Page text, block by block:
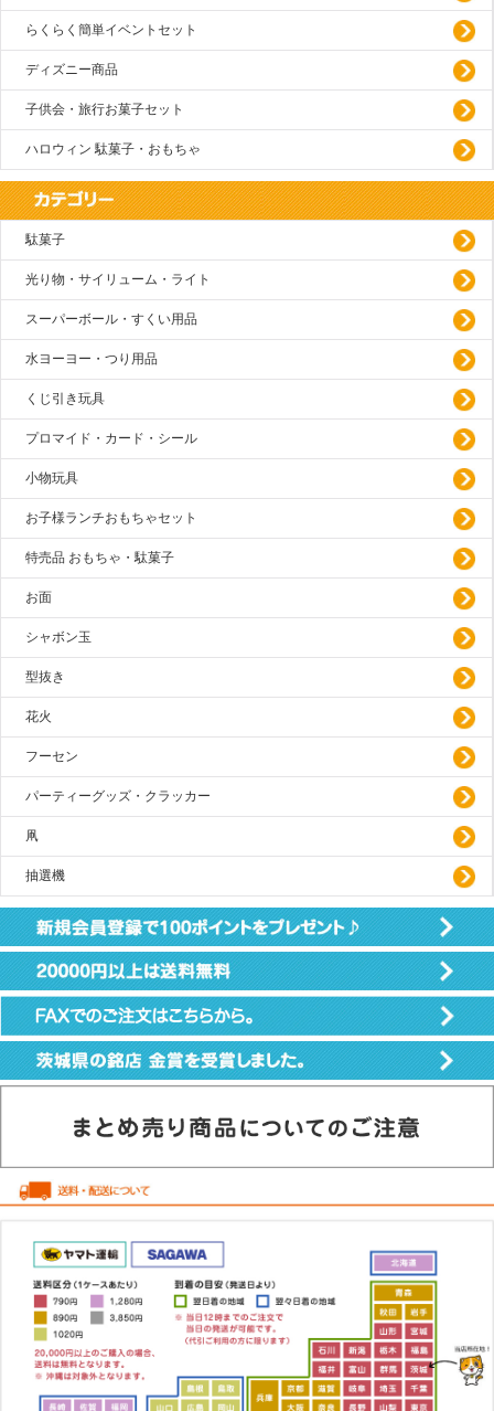
らくらく簡単イベントセット
ディズニー商品
子供会・旅行お菓子セット
ハロウィン 駄菓子・おもちゃ
駄菓子
光り物・サイリューム・ライト
スーパーボール・すくい用品
水ヨーヨー・つり用品
くじ引き玩具
プロマイド・カード・シール
小物玩具
お子様ランチおもちゃセット
特売品 おもちゃ・駄菓子
お面
シャボン玉
型抜き
花火
フーセン
パーティーグッズ・クラッカー
凧
抽選機